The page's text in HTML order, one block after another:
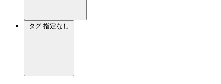
タグ 指定なし